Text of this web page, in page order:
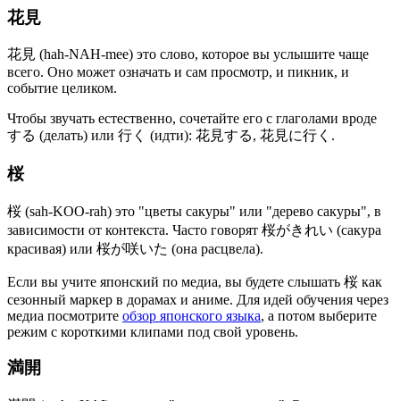
花見
花見 (hah-NAH-mee) это слово, которое вы услышите чаще
всего. Оно может означать и сам просмотр, и пикник, и
событие целиком.
Чтобы звучать естественно, сочетайте его с глаголами вроде
する (делать) или 行く (идти): 花見する, 花見に行く.
桜
桜 (sah-KOO-rah) это "цветы сакуры" или "дерево сакуры", в
зависимости от контекста. Часто говорят 桜がきれい (сакура
красивая) или 桜が咲いた (она расцвела).
Если вы учите японский по медиа, вы будете слышать 桜 как
сезонный маркер в дорамах и аниме. Для идей обучения через
медиа посмотрите обзор японского языка, а потом выберите
режим с короткими клипами под свой уровень.
満開